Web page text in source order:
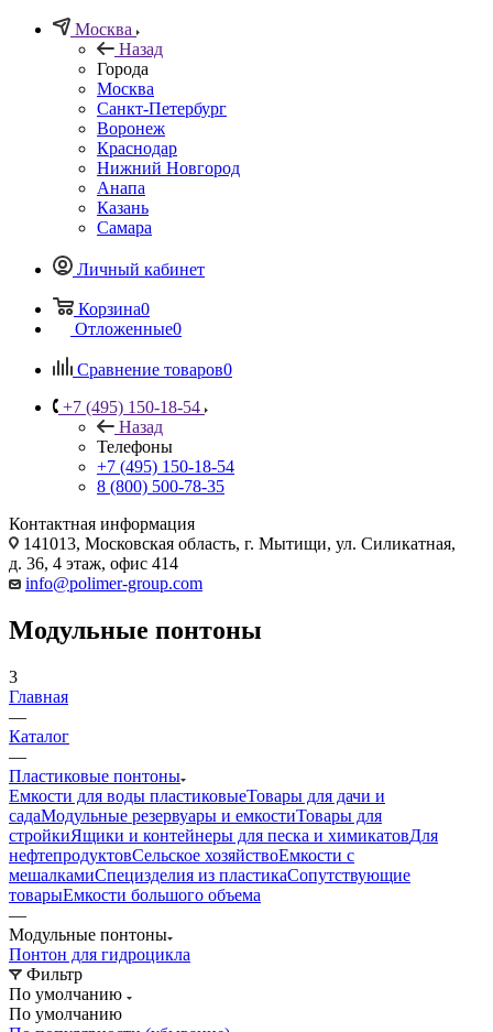
Москва
Назад
Города
Москва
Санкт-Петербург
Воронеж
Краснодар
Нижний Новгород
Анапа
Казань
Самара
Личный кабинет
Корзина0
Отложенные0
Сравнение товаров0
+7 (495) 150-18-54
Назад
Телефоны
+7 (495) 150-18-54
8 (800) 500-78-35
Контактная информация
141013, Московская область, г. Мытищи, ул. Силикатная,
д. 36, 4 этаж, офис 414
info@polimer-group.com
Модульные понтоны
3
Главная
—
Каталог
—
Пластиковые понтоны
Емкости для воды пластиковыеТовары для дачи и
садаМодульные резервуары и емкостиТовары для
стройкиЯщики и контейнеры для песка и химикатовДля
нефтепродуктовСельское хозяйствоЕмкости с
мешалкамиСпецизделия из пластикаСопутствующие
товарыЕмкости большого объема
—
Модульные понтоны
Понтон для гидроцикла
Фильтр
По умолчанию
По умолчанию